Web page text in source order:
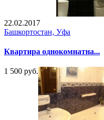
22.02.2017
Башкортостан, Уфа
Квартира однокомнатна...
1 500 руб.